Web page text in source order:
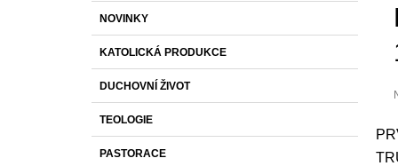
kategorie
K
A
T
E
G
O
R
E
NOVINKY
KATOLICKÁ PRODUKCE
DUCHOVNÍ ŽIVOT
TEOLOGIE
PASTORACE